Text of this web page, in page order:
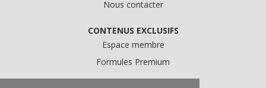
Nous contacter
CONTENUS EXCLUSIFS
Espace membre
Formules Premium